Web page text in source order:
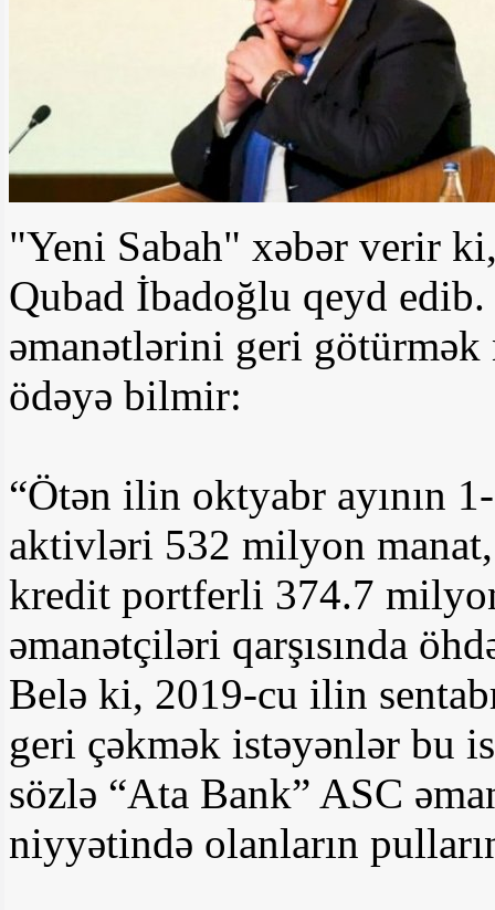
"Yeni Sabah" xəbər verir
Qubad İbadoğlu qeyd
əmanətlərini geri götürmək
ödəyə bilmir:
“Ötən ilin oktyabr ayının
aktivləri 532 milyon
kredit portferli 374.7
əmanətçiləri qarşısında
Belə ki, 2019-cu ilin
geri çəkmək istəyənlər bu
sözlə “Ata Bank” ASC
niyyətində olanların